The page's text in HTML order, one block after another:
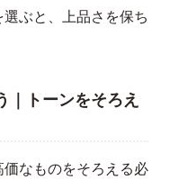
ぶと、上品さを保ち
｜トーンをそろえ
なものをそろえる必